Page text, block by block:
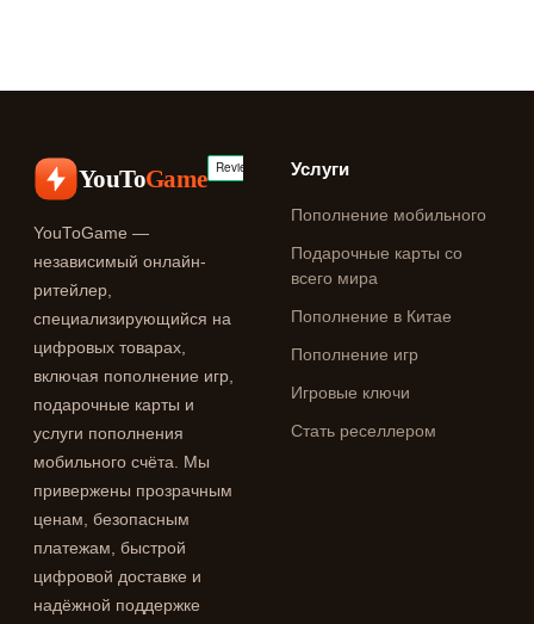
YouToGame
YouToGame —
независимый онлайн-
ритейлер,
специализирующийся на
цифровых товарах,
включая пополнение игр,
подарочные карты и
услуги пополнения
мобильного счёта. Мы
привержены прозрачным
ценам, безопасным
платежам, быстрой
цифровой доставке и
надёжной поддержке
Услуги
Пополнение мобильного
Подарочные карты со
всего мира
Пополнение в Китае
Пополнение игр
Игровые ключи
Стать реселлером